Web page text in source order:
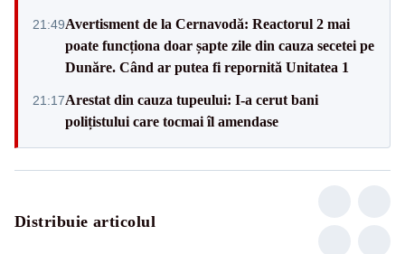
21:49Avertisment de la Cernavodă: Reactorul 2 mai
poate funcționa doar șapte zile din cauza secetei pe
Dunăre. Când ar putea fi repornită Unitatea 1
21:17Arestat din cauza tupeului: I-a cerut bani
polițistului care tocmai îl amendase
Distribuie articolul